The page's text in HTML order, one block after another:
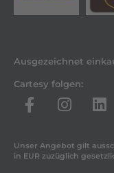
Ausgezeichnet
Cartesy folgen:
Unser Angebot gilt
in EUR zuzüglich